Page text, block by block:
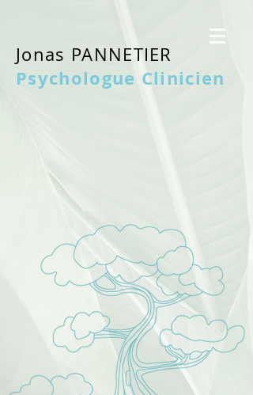
Jonas PANNETIER
Psychologue Clinicien